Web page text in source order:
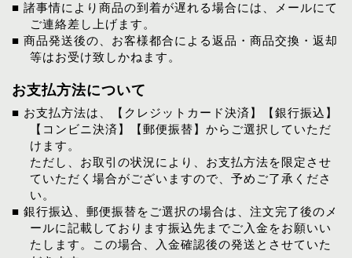
■ 諸事情により商品の到着が遅れる場合には、メールにて
ご連絡差し上げます。
■ 商品発送後の、お客様都合による返品・商品交換・返却
等はお受け致しかねます。
お支払方法について
■ お支払方法は、【クレジットカード決済】【銀行振込】
【コンビニ決済】【郵便振替】からご選択していただ
けます。
ただし、お取引の状況により、お支払方法を限定させ
ていただく場合がございますので、予めご了承くださ
い。
■ 銀行振込、郵便振替をご選択の場合は、注文完了後のメ
ールに記載しております振込先までご入金をお願いい
たします。この場合、入金確認後の発送とさせていた